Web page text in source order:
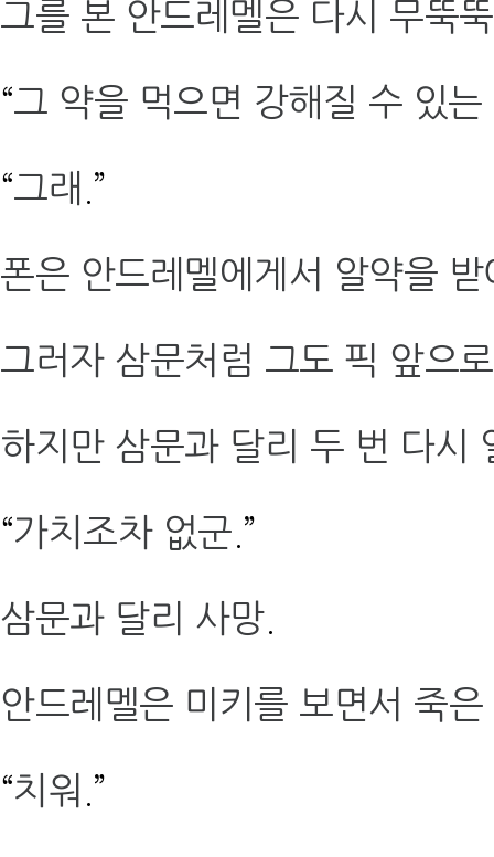
그를 본 안드레멜은 다시 무뚝
“그 약을 먹으면 강해질 수 있는
“그래 .”
폰은 안드레멜에게서 알약을
그러자 삼문처럼 그도 픽 앞으
하지만 삼문과 달리 두 번 다시
“가치조차 없군 .”
삼문과 달리 사망.
안드레멜은 미키를 보면서 죽
“치워 .”